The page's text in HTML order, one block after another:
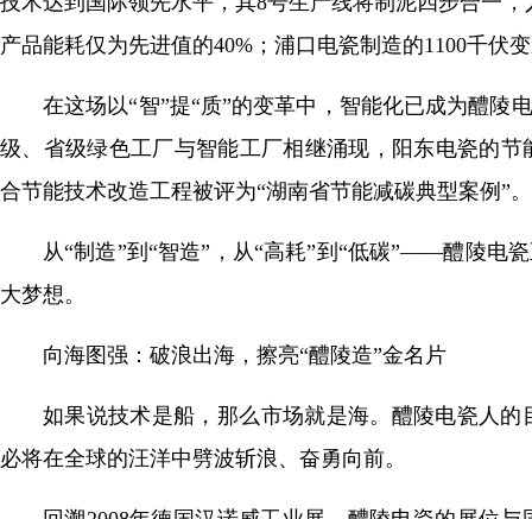
产品能耗仅为先进值的40%；浦口电瓷制造的1100千伏
在这场以“智”提“质”的变革中，智能化已成为醴陵
级、省级绿色工厂与智能工厂相继涌现，阳东电瓷的
合节能技术改造工程被评为“湖南省节能减碳典型案例”。
从“制造”到“智造”，从“高耗”到“低碳”——醴陵电
大梦想。
向海图强：破浪出海，擦亮“醴陵造”金名片
如果说技术是船，那么市场就是海。醴陵电瓷人
必将在全球的汪洋中劈波斩浪、奋勇向前。